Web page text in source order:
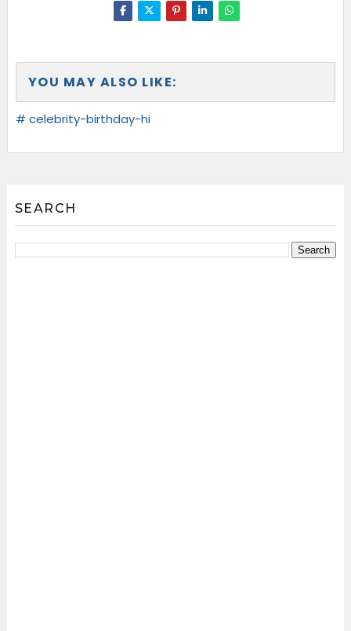
YOU MAY ALSO LIKE:
# celebrity-birthday-hi
SEARCH